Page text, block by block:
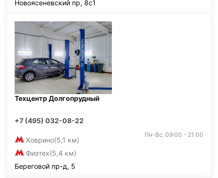
Новоясеневский пр, 8с1
Техцентр Долгопрудный
+7 (495) 032-08-22
Ховрино(5,1 км)
Физтех(5,4 км)
Пн-Вс: 09:00 - 21:00
Береговой пр-д, 5